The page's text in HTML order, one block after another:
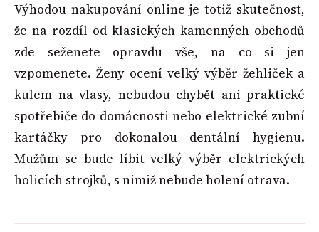
Výhodou nakupování online je totiž skutečnost,
že na rozdíl od klasických kamenných obchodů
zde seženete opravdu vše, na co si jen
vzpomenete. Ženy ocení velký výběr žehliček a
kulem na vlasy, nebudou chybět ani praktické
spotřebiče do domácnosti nebo elektrické zubní
kartáčky pro dokonalou dentální hygienu.
Mužům se bude líbit velký výběr elektrických
holicích strojků, s nimiž nebude holení otrava.